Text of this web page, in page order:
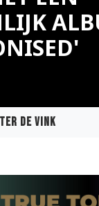
de Vink